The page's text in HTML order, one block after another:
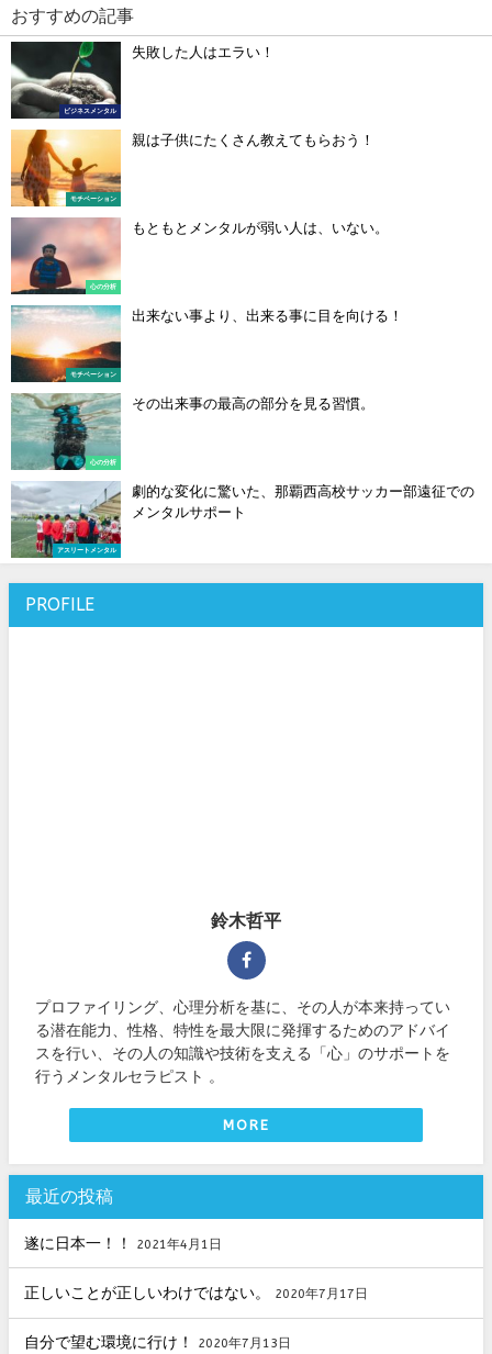
おすすめの記事
ビジネスメンタル
失敗した人はエラい！
モチベーション
親は子供にたくさん教えてもらおう！
心の分析
もともとメンタルが弱い人は、いない。
モチベーション
出来ない事より、出来る事に目を向ける！
心の分析
その出来事の最高の部分を見る習慣。
アスリートメンタル
劇的な変化に驚いた、那覇西高校サッカー部遠征での
メンタルサポート
PROFILE
鈴木哲平
プロファイリング、心理分析を基に、その人が本来持ってい
る潜在能力、性格、特性を最大限に発揮するためのアドバイ
スを行い、その人の知識や技術を支える「心」のサポートを
行うメンタルセラピスト 。
MORE
最近の投稿
遂に日本一！！ 2021年4月1日
正しいことが正しいわけではない。 2020年7月17日
自分で望む環境に行け！ 2020年7月13日